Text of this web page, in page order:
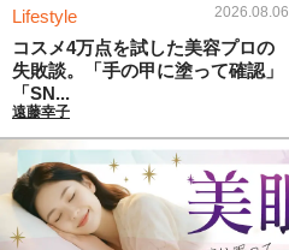
Lifestyle 2026.08.06
コスメ4万点を試した美容プロの
失敗談。「手の甲に塗って確認」
「SN...
遠藤幸子